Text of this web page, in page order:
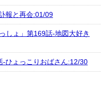
報と再会:01/09
しょ」第169話-地図大好き
-ひょっこりおばさん:12/30